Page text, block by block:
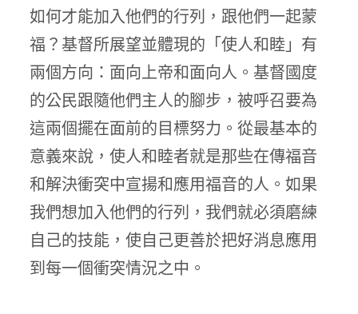
如何才能加入他們的行列，跟他們一起蒙
福？基督所展望並體現的「使人和睦」有
兩個方向：面向上帝和面向人。基督國度
的公民跟隨他們主人的腳步，被呼召要為
這兩個擺在面前的目標努力。從最基本的
意義來說，使人和睦者就是那些在傳福音
和解決衝突中宣揚和應用福音的人。如果
我們想加入他們的行列，我們就必須磨練
自己的技能，使自己更善於把好消息應用
到每一個衝突情況之中。